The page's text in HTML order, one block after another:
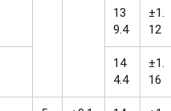
13
9.4
±1.
12
14
4.4
±1.
16